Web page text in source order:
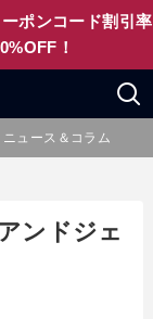
ポンコード割引率
！
ニュース＆コラム
ンドジェ